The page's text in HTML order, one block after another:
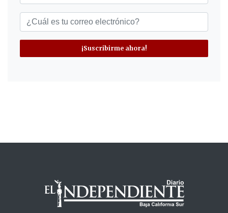
¡Suscribirme ahora!